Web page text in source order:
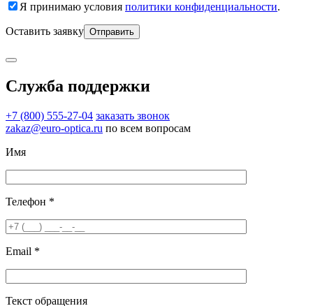
Я принимаю условия политики конфиденциальности.
Оставить заявку
Служба поддержки
+7 (800) 555-27-04 заказать звонок
zakaz@euro-optica.ru по всем вопросам
Имя
Телефон *
Email *
Текст обращения